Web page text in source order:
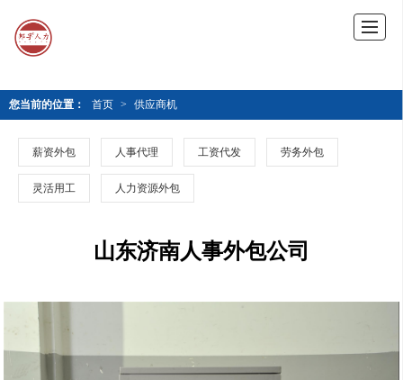
您当前的位置： 首页 > 供应商机
薪资外包 人事代理 工资代发 劳务外包
灵活用工 人力资源外包
山东济南人事外包公司